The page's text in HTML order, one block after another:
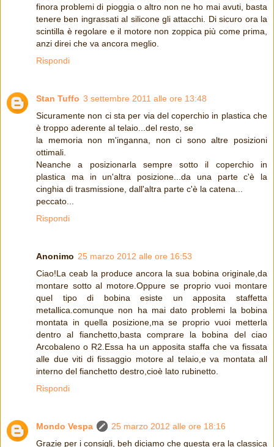
finora problemi di pioggia o altro non ne ho mai avuti, basta
tenere ben ingrassati al silicone gli attacchi. Di sicuro ora la
scintilla è regolare e il motore non zoppica più come prima,
anzi direi che va ancora meglio.
Rispondi
Stan Tuffo 3 settembre 2011 alle ore 13:48
Sicuramente non ci sta per via del coperchio in plastica che
è troppo aderente al telaio...del resto, se
la memoria non m'inganna, non ci sono altre posizioni
ottimali.
Neanche a posizionarla sempre sotto il coperchio in
plastica ma in un'altra posizione...da una parte c'è la
cinghia di trasmissione, dall'altra parte c'è la catena...
peccato...
Rispondi
Anonimo 25 marzo 2012 alle ore 16:53
Ciao!La ceab la produce ancora la sua bobina originale,da
montare sotto al motore.Oppure se proprio vuoi montare
quel tipo di bobina esiste un apposita staffetta
metallica.comunque non ha mai dato problemi la bobina
montata in quella posizione,ma se proprio vuoi metterla
dentro al fianchetto,basta comprare la bobina del ciao
Arcobaleno o R2.Essa ha un apposita staffa che va fissata
alle due viti di fissaggio motore al telaio,e va montata all
interno del fianchetto destro,cioè lato rubinetto.
Rispondi
Mondo Vespa
25 marzo 2012 alle ore 18:16
Grazie per i consigli, beh diciamo che questa era la classica